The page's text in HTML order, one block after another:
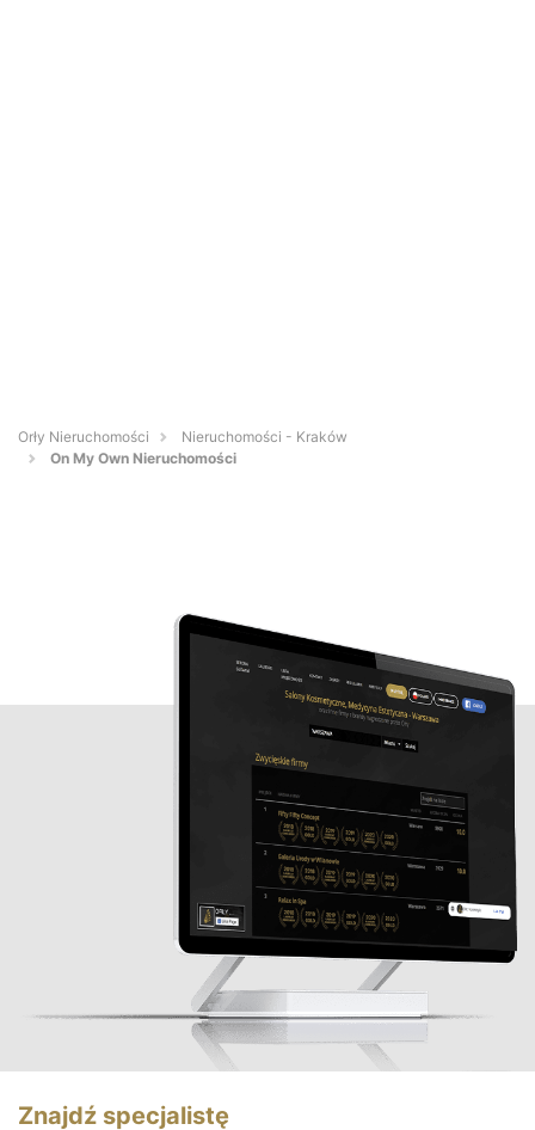
Orły Nieruchomości
Nieruchomości - Kraków
On My Own Nieruchomości
Znajdź specjalistę